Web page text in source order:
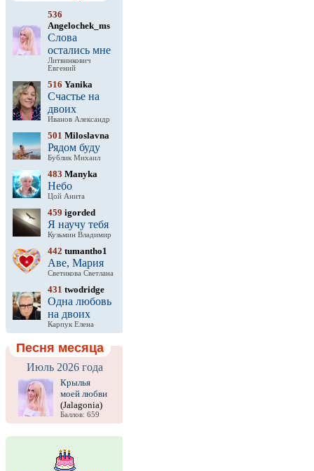
536
Angelochek_ms
Слова
остались мне
Литвинкович
Евгений
516 Yanika
Счастье на
двоих
Иванов Александр
501 Miloslavna
Рядом буду
Бублик Михаил
483 Manyka
Небо
Цой Анита
459 igorded
Я научу тебя
Кузьмин Владимир
442 tumantho1
Аве, Мария
Светикова Светлана
431 twodridge
Одна любовь
на двоих
Карпук Елена
Песня месяца
Июль 2026 года
Крылья
моей любви
(Jalagonia)
Баллов: 659